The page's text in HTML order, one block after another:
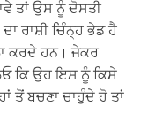
ਤਾਂ ਉਸ ਨੂੰ ਦੋਸਤੀ
ਰਾਸ਼ੀ ਚਿੰਨ੍ਹ ਭੇਡ ਹੈ
ਕਰਦੇ ਹਨ। ਜੇਕਰ
ਕਿ ਉਹ ਇਸ ਨੂੰ ਕਿਸੇ
ਤੋਂ ਬਚਣਾ ਚਾਹੁੰਦੇ ਹੋ ਤਾਂ